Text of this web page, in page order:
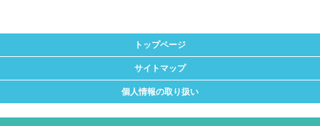
トップページ
サイトマップ
個人情報の取り扱い